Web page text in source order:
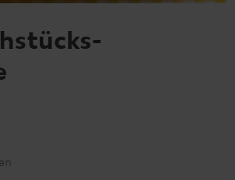
teilenteilen